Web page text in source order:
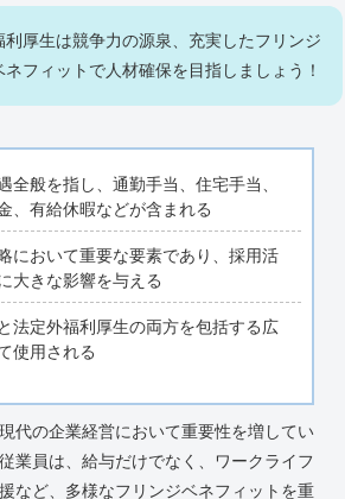
利厚生は競争力の源泉、充実したフリンジ
ネフィットで人材確保を目指しましょう！
全般を指し、通勤手当、住宅手当、
、有給休暇などが含まれる
において重要な要素であり、採用活
大きな影響を与える
法定外福利厚生の両方を包括する広
使用される
代の企業経営において重要性を増してい
業員は、給与だけでなく、ワークライフ
など、多様なフリンジベネフィットを重